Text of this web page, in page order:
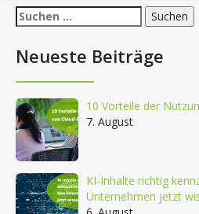
Suchen
nach:
Neueste Beiträge
10 Vorteile der
7. August
KI-Inhalte richtig
Unternehmen jetzt